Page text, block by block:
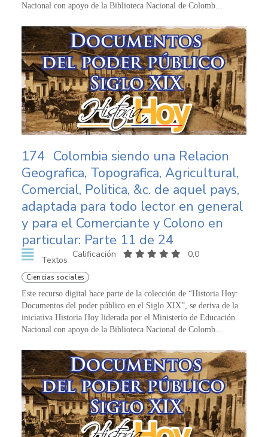
Nacional con apoyo de la Biblioteca Nacional de Colomb...
174 Colombia siendo una Relacion
Geografica, Topografica, Agricultural,
Comercial, Politica, &c. de aquel pays,
adaptada para todo lector en general
y para el Comerciante y Colono en
particular: Parte 11 de 24
Textos
Calificación 0,0
Ciencias sociales
Este recurso digital hace parte de la colección de “Historia Hoy:
Documentos del poder público en el Siglo XIX”, se deriva de la
iniciativa Historia Hoy liderada por el Ministerio de Educación
Nacional con apoyo de la Biblioteca Nacional de Colomb...